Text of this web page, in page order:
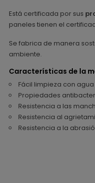
Está certificada por sus
paneles tienen el
Se fabrica de manera
ambiente.
Características de la
Fácil limpieza con
Propiedades
Resistencia a las
Resistencia al
Resistencia a la